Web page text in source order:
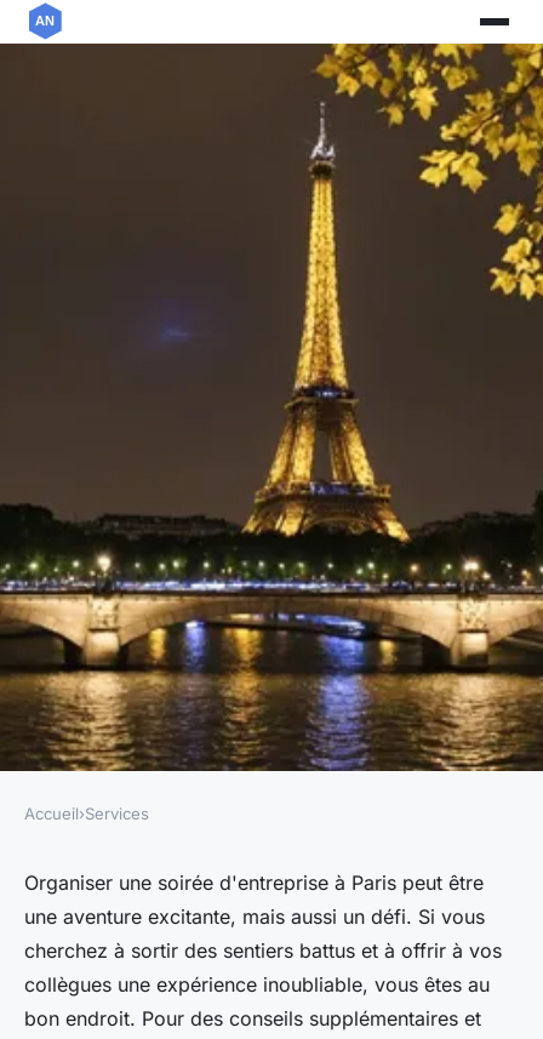
10 idées originales pour une
soirée entreprise à paris
Manon•7 février 2025•9 min de lecture
Accueil›Services
Organiser une soirée d'entreprise à Paris peut être
une aventure excitante, mais aussi un défi. Si vous
cherchez à sortir des sentiers battus et à offrir à vos
collègues une expérience inoubliable, vous êtes au
bon endroit. Pour des conseils supplémentaires et